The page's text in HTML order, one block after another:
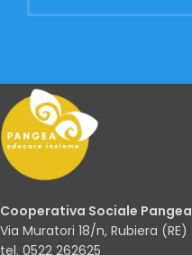
Cooperativa Sociale Pangea
Via Muratori 18/n, Rubiera (RE)
tel. 0522 262625